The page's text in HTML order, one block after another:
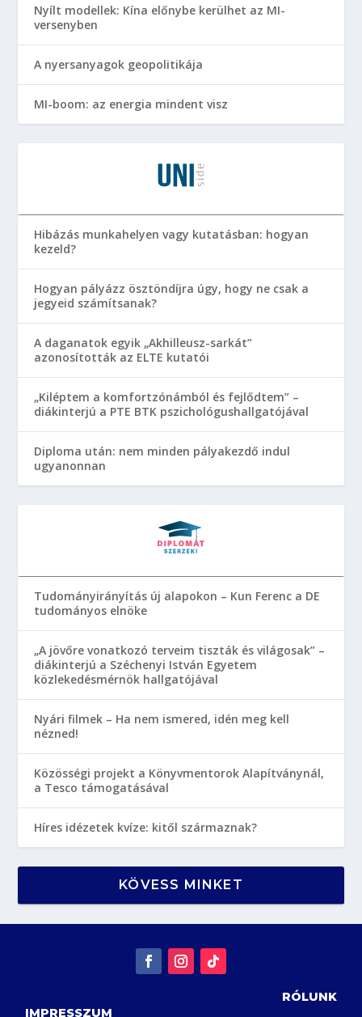
Nyílt modellek: Kína előnybe kerülhet az MI-
versenyben
A nyersanyagok geopolitikája
MI-boom: az energia mindent visz
Hibázás munkahelyen vagy kutatásban: hogyan
kezeld?
Hogyan pályázz ösztöndíjra úgy, hogy ne csak a
jegyeid számítsanak?
A daganatok egyik „Akhilleusz-sarkát”
azonosították az ELTE kutatói
„Kiléptem a komfortzónámból és fejlődtem” –
diákinterjú a PTE BTK pszichológushallgatójával
Diploma után: nem minden pályakezdő indul
ugyanonnan
Tudományirányítás új alapokon – Kun Ferenc a DE
tudományos elnöke
„A jövőre vonatkozó terveim tiszták és világosak” –
diákinterjú a Széchenyi István Egyetem
közlekedésmérnök hallgatójával
Nyári filmek – Ha nem ismered, idén meg kell
nézned!
Közösségi projekt a Könyvmentorok Alapítványnál,
a Tesco támogatásával
Híres idézetek kvíze: kitől származnak?
KÖVESS MINKET
RÓLUNK
IMPRESSZUM